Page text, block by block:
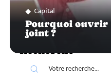
Capital
Pourquoi ouvrir
joint ?
Recherche